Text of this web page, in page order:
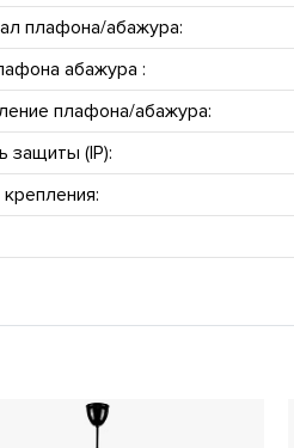
плафона/абажура:
абажура :
плафона/абажура:
защиты (IP):